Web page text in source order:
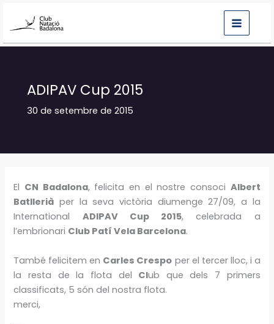
ADIPAV Cup 2015
30 de setembre de 2015
El CN Badalona, felicita en el nostre consoci Albert
Batllerià per la seva victòria diumenge 27/09, a la
International ADIPAV Cup 2015, celebrada a
l’embrionari Club Patí Vela Barcelona.
També felicitem en Carles Crespo per el tercer lloc, i a
la resta de la flota del Club que dels 7 primers
classificats, 5 són del nostra flota.
merci,